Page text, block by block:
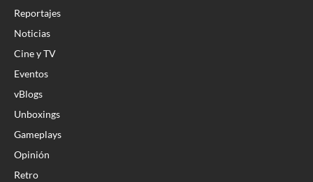
Reportajes
Noticias
Cine y TV
Eventos
vBlogs
Unboxings
Gameplays
Opinión
Retro